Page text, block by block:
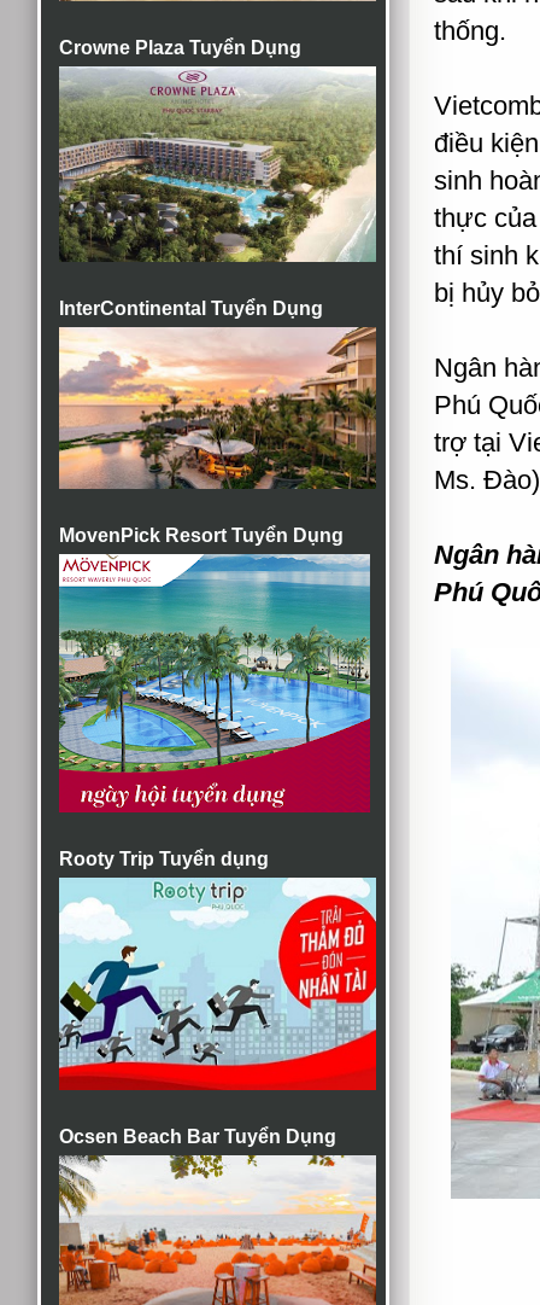
Crowne Plaza Tuyển Dụng
InterContinental Tuyển Dụng
MovenPick Resort Tuyển Dụng
Rooty Trip Tuyển dụng
Ocsen Beach Bar Tuyển Dụng
thống.
điều
sinh
thực
thí sinh
bị hủy
Ngân
Phú
trợ tại
Ms. Đào)
Ngân
Phú